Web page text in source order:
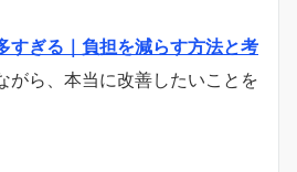
すぎる｜負担を減らす方法と考
がら、本当に改善したいことを